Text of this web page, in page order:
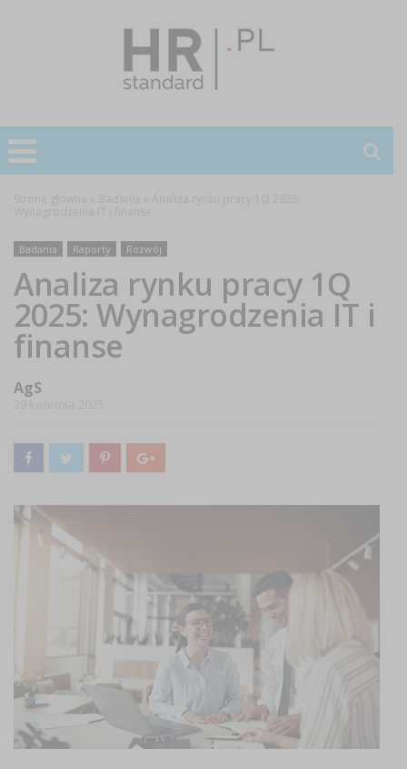
Badania Raporty Rozwój
Analiza rynku pracy 1Q
2025: Wynagrodzenia IT i
finanse
AgS